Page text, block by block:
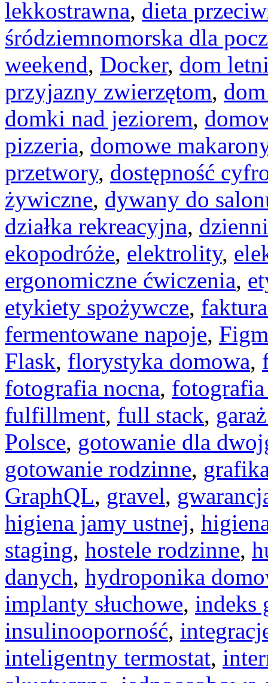
lekkostrawna, dieta
śródziemnomorska dla
weekend, Docker, dom
przyjazny zwierzętom,
domki nad jeziorem,
pizzeria, domowe
przetwory, dostępność
żywiczne, dywany do
działka rekreacyjna,
ekopodróże, elektrolity,
ergonomiczne ćwiczenia,
etykiety spożywcze,
fermentowane napoje,
Flask, florystyka domowa,
fotografia nocna,
fulfillment, full stack,
Polsce, gotowanie dla
gotowanie rodzinne,
GraphQL, gravel,
higiena jamy ustnej,
staging, hostele rodzinne,
danych, hydroponika
implanty słuchowe, indeks
insulinooporność,
inteligentny termostat,